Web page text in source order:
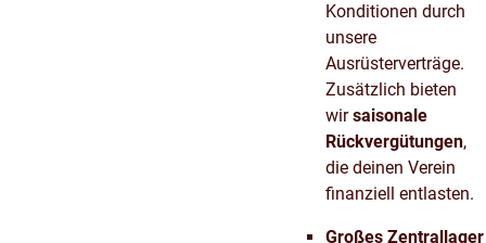
Konditionen durch
unsere
Ausrüsterverträge.
Zusätzlich bieten
wir saisonale
Rückvergütungen,
die deinen Verein
finanziell entlasten.
Großes Zentrallager